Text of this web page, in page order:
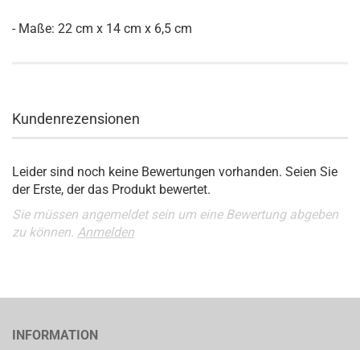
- Maße: 22 cm x 14 cm x 6,5 cm
Kundenrezensionen
Leider sind noch keine Bewertungen vorhanden. Seien Sie
der Erste, der das Produkt bewertet.
Sie müssen angemeldet sein um eine Bewertung abgeben
zu können. Anmelden
INFORMATION